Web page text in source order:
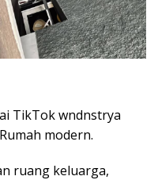
TikTok wndnstrya
modern.
ruang keluarga,